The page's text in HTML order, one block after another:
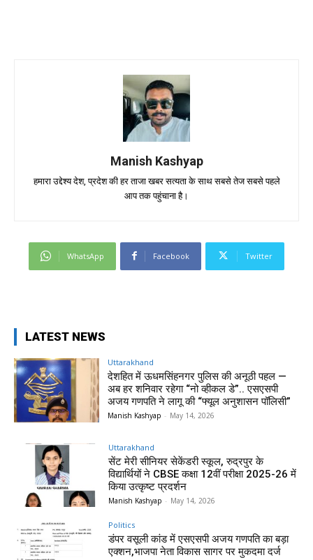
Manish Kashyap
हमारा उद्देश्य देश, प्रदेश की हर ताजा खबर सत्यता के साथ सबसे तेज सबसे पहले
आप तक पहुंचाना है।
WhatsApp Facebook Twitter
LATEST NEWS
Uttarakhand
देशहित में ऊधमसिंहनगर पुलिस की अनूठी पहल —
अब हर शनिवार रहेगा “नो व्हीकल डे”.. एसएसपी
अजय गणपति ने लागू की “फ्यूल अनुशासन पॉलिसी”
Manish Kashyap - May 14, 2026
Uttarakhand
सेंट मेरी सीनियर सेकेंडरी स्कूल, रुद्रपुर के
विद्यार्थियों ने CBSE कक्षा 12वीं परीक्षा 2025-26 में
किया उत्कृष्ट प्रदर्शन
Manish Kashyap - May 14, 2026
Politics
डंपर वसूली कांड में एसएसपी अजय गणपति का बड़ा
एक्शन,भाजपा नेता विकास सागर पर मुकदमा दर्ज